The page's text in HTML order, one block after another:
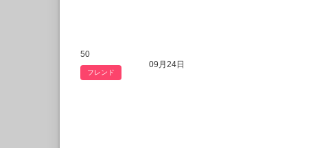
50
フレンド
09月24日